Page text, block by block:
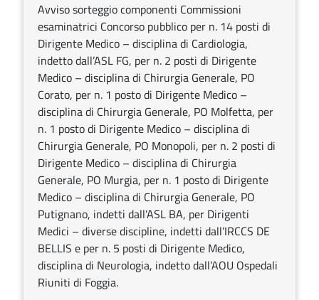
Avviso sorteggio componenti Commissioni
esaminatrici Concorso pubblico per n. 14 posti di
Dirigente Medico – disciplina di Cardiologia,
indetto dall’ASL FG, per n. 2 posti di Dirigente
Medico – disciplina di Chirurgia Generale, PO
Corato, per n. 1 posto di Dirigente Medico –
disciplina di Chirurgia Generale, PO Molfetta, per
n. 1 posto di Dirigente Medico – disciplina di
Chirurgia Generale, PO Monopoli, per n. 2 posti di
Dirigente Medico – disciplina di Chirurgia
Generale, PO Murgia, per n. 1 posto di Dirigente
Medico – disciplina di Chirurgia Generale, PO
Putignano, indetti dall’ASL BA, per Dirigenti
Medici – diverse discipline, indetti dall’IRCCS DE
BELLIS e per n. 5 posti di Dirigente Medico,
disciplina di Neurologia, indetto dall’AOU Ospedali
Riuniti di Foggia.